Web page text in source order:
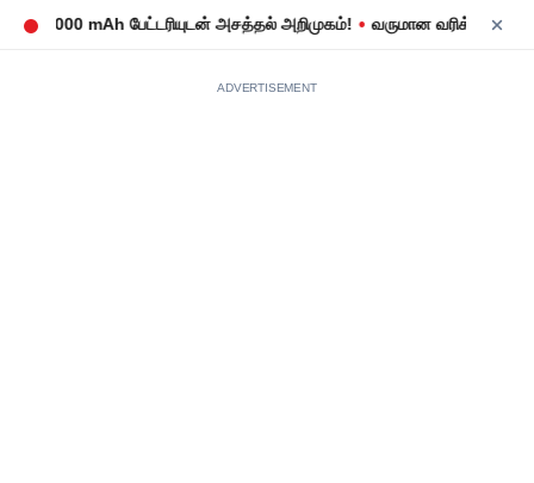
mAh பேட்டரியுடன் அசத்தல் அறிமுகம்! • வருமான வரிக் கணக்குத்
ADVERTISEMENT